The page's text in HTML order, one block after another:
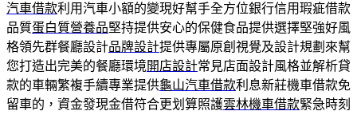
汽車借款利用汽車小額的變現好幫手全方位銀行信用瑕疵借款
品質蛋白質營養品堅持提供安心的保健食品提供選擇堅強好風
格領先群餐廳設計品牌設計提供專屬原創視覺及設計規劃來幫
您打造出完美的餐廳環境開店設計常見店面設計風格並解析貸
款的車輛繁複手續專業提供龜山汽車借款利息新莊機車借款免
留車的，資金發現金借符合更划算照護雲林機車借款緊急時刻